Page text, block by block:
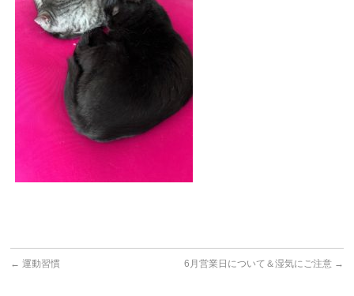
← 運動習慣 6月営業日について＆湿気にご注意 →